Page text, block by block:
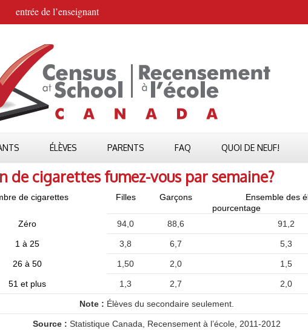
entrée de l’enseignant
ÉLÈVES PARENTS FAQ QUOI DE NEUF!
de cigarettes fumez-vous par semaine?
de cigarettes Filles Garçons
Ensemble des
pourcentage
Zéro
94,0 88,6 91,2
1 à 25 3,8 6,7 5,3
26 à 50 1,50 2,0 1,5
51 et plus 1,3 2,7 2,0
Note : Élèves du secondaire seulement.
Source : Statistique Canada, Recensement à l’école, 2011-2012